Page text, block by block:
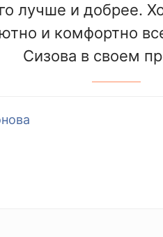
лучше и добрее.
и комфортно
Сизова в своем